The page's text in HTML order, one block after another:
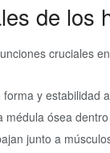
de los
cruciales
forma y estabilidad
médula ósea
junto a